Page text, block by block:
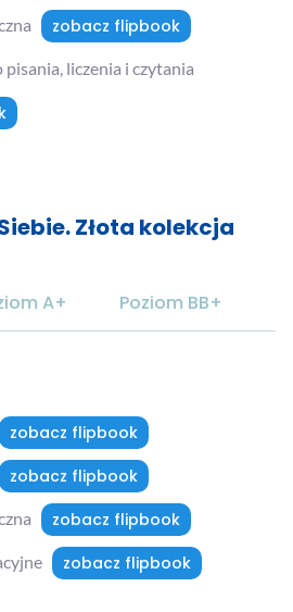
zobacz flipbook
liczenia i czytania
Złota kolekcja
A+ Poziom BB+
zobacz flipbook
zobacz flipbook
zobacz flipbook
zobacz flipbook